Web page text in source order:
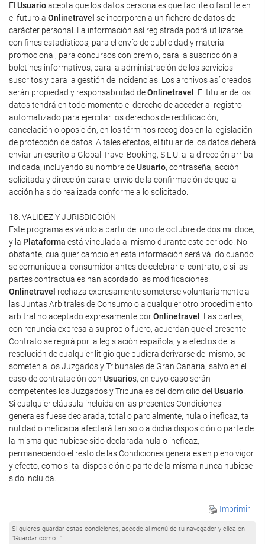
El Usuarioacepta que los datos personales que facilite o facilite en
el futuro a Onlinetravel se incorporen a un fichero de datos de
carácter personal. La información así registrada podrá utilizarse
con fines estadísticos, para el envío de publicidad y material
promocional, para concursos con premio, para la suscripción a
boletines informativos, para la administración de los servicios
suscritos y para la gestión de incidencias. Los archivos así creados
serán propiedad y responsabilidad deOnlinetravel
. El titular de los
datos tendrá en todo momento el derecho de acceder al registro
automatizado para ejercitar los derechos de rectificación,
cancelación o oposición, en los términos recogidos en la legislación
de protección de datos. A tales efectos, el titular de los datos deberá
enviar un escrito a Global Travel Booking, S.L.U. a la dirección arriba
indicada, incluyendo su nombre deUsuario, contraseña, acción
solicitada y dirección para el envío de la confirmación de que la
acción ha sido realizada conforme a lo solicitado.
18. VALIDEZ Y JURISDICCIÓN
Este programa es válido a partir del uno de octubre de dos mil doce,
y la Plataforma está vinculada al mismo durante este periodo. No
obstante, cualquier cambio en esta información será válido cuando
se comunique al consumidor antes de celebrar el contrato, o si las
partes contractuales han acordado las modificaciones.
Onlinetravel rechaza expresamente someterse voluntariamente a
las Juntas Arbitrales de Consumo o a cualquier otro procedimiento
arbitral no aceptado expresamente porOnlinetravel
. Las partes,
con renuncia expresa a su propio fuero, acuerdan que el presente
Contrato se regirá por la legislación española, y a efectos de la
resolución de cualquier litigio que pudiera derivarse del mismo, se
someten a los Juzgados y Tribunales de Gran Canaria, salvo en el
caso de contratación con Usuarios, en cuyo caso serán
competentes los Juzgados y Tribunales del domicilio del Usuario
Si cualquier cláusula incluida en las presentes Condiciones
generales fuese declarada, total o parcialmente, nula o ineficaz, tal
nulidad o ineficacia afectará tan solo a dicha disposición o parte de
la misma que hubiese sido declarada nula o ineficaz,
permaneciendo el resto de las Condiciones generales en pleno vigor
y efecto, como si tal disposición o parte de la misma nunca hubiese
sido incluida.
Imprimir
Si quieres guardar estas condiciones, accede al menú de tu navegador y clica en
"Guardar como..."